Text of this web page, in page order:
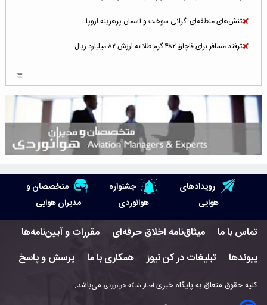
تنش‌های منطقه‌ای؛ گرانی سوخت و آسمان پرهزینه اروپا
ترفند مسافر برای قاچاق ۴۸۲ گرم طلا به ارزش ۸۲ میلیارد ریال
شلوغ‌ترین فرودگاه‌های اروپا در ۲۰۲۵: لندن، استانبول و پاریس
پخش زنده پرواز سیزدهم موشک استارشیپ اسپیس‌ایکس [جمعه ساعت ۰۱:۴۵]
هوش مصنوعی وارد تعمیر و بازرسی موتورهای هواپیما شد
حمله هوایی به تأسیسات فرودگاه سمنان
استخدام در صنعت هوانوردی کانادا با آموزش رایگان و حقوق ۱۲۷ هزار دلاری
رویدادهای
هوایی
جشنواره
هوانوردی
متخصصان و
مدیران هوایی
تماس با ما میثاق‌نامه اخلاق حرفه‌ای
مقررات و آیین‌نامه‌ها
پیوندها
تبلیغات در کن نیوز همکاری با ما پرسش و پاسخ
کلیه حقوق متعلق به پایگاه خبری اخبار شبکه هوانوردی می‌باشد.